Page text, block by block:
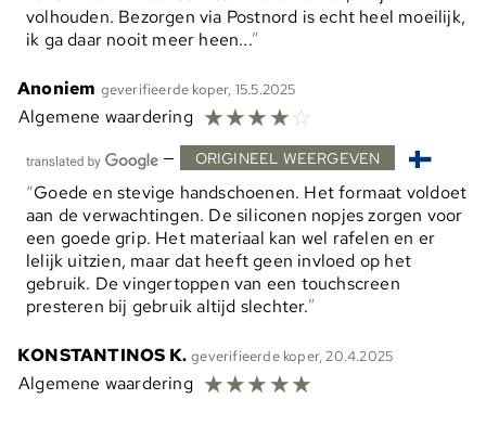
volhouden. Bezorgen via Postnord is echt heel moeilijk,
ik ga daar nooit meer heen...
Anoniem geverifieerde koper, 15.5.2025
Algemene waardering ☆☆☆☆☆
— ORIGINEEL WEERGEVEN
Goede en stevige handschoenen. Het formaat voldoet
aan de verwachtingen. De siliconen nopjes zorgen voor
een goede grip. Het materiaal kan wel rafelen en er
lelijk uitzien, maar dat heeft geen invloed op het
gebruik. De vingertoppen van een touchscreen
presteren bij gebruik altijd slechter.
KONSTANTINOS K. geverifieerde koper, 20.4.2025
Algemene waardering ☆☆☆☆☆